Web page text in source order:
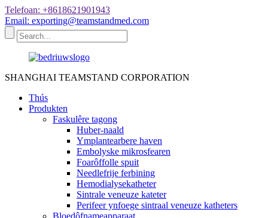
Telefoan: +8618621901943
Email: exporting@teamstandmed.com
SHANGHAI TEAMSTAND CORPORATION
Thús
Produkten
Faskulêre tagong
Huber-naald
Ymplantearbere haven
Embolyske mikrosfearen
Foarôffolle spuit
Needlefrije ferbining
Hemodialysekatheter
Sintrale veneuze kateter
Perifeer ynfoege sintraal veneuze katheters
Bloedôfnameapparaat